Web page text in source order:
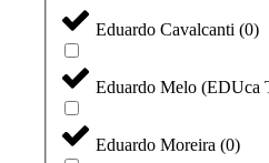
Eduardo Cavalcanti (0)
Eduardo Melo (EDUca
Eduardo Moreira (0)